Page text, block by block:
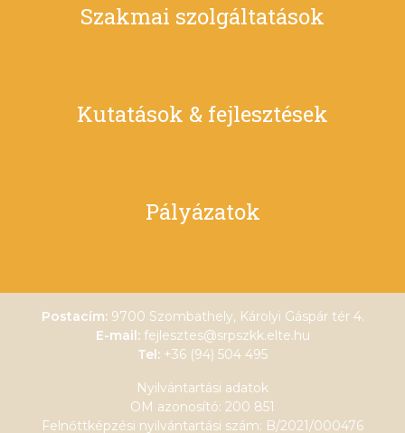
Szakmai szolgáltatások
Kutatások & fejlesztések
Pályázatok
Postacím: 9700 Szombathely, Károlyi Gáspár tér 4.
E-mail: fejlesztes@srpszkk.elte.hu
Tel: +36 (94) 504 495
Nyilvántartási adatok
OM azonosító: 200 851
Felnőttképzési nyilvántartási szám: B/2021/000476